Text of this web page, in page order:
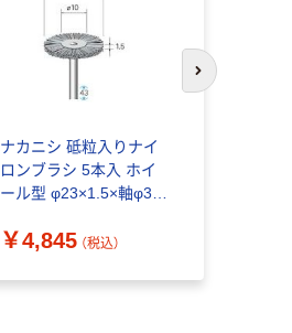
ナカニシ 砥粒入りナイ
ロンブラシ 5本入 ホイ
ール型 φ23×1.5×軸φ3
ック(5本)（直送品）
￥4,845 （税込）
次のスライド